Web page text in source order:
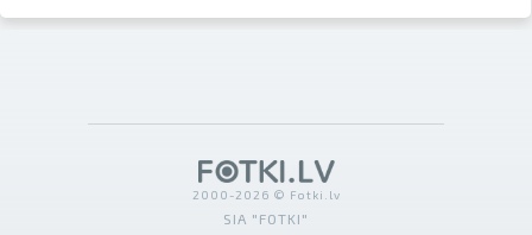
2000-2026 © Fotki.lv
SIA "FOTKI"